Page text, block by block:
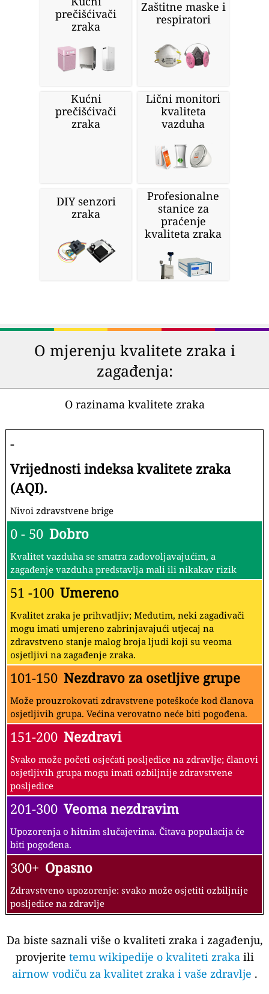
prečišćivači
zraka
Zaštitne maske i
respiratori
Kućni
prečišćivači
zraka
Lični monitori
kvaliteta
vazduha
DIY senzori
zraka
Profesionalne
stanice za
praćenje
kvaliteta zraka
O mjerenju kvalitete zraka i
zagađenja:
O razinama kvalitete zraka
-
Vrijednosti indeksa kvalitete zraka
(AQI).
Nivoi zdravstvene brige
0 - 50 Dobro
Kvalitet vazduha se smatra zadovoljavajućim, a
zagađenje vazduha predstavlja mali ili nikakav rizik
51 -100 Umereno
Kvalitet zraka je prihvatljiv; Međutim, neki zagađivači
mogu imati umjereno zabrinjavajući utjecaj na
zdravstveno stanje malog broja ljudi koji su veoma
osjetljivi na zagađenje zraka.
101-150 Nezdravo za osetljive grupe
Može prouzrokovati zdravstvene poteškoće kod članova
osjetljivih grupa. Većina verovatno neće biti pogođena.
151-200 Nezdravi
Svako može početi osjećati posljedice na zdravlje; članovi
osjetljivih grupa mogu imati ozbiljnije zdravstvene
posljedice
201-300 Veoma nezdravim
Upozorenja o hitnim slučajevima. Čitava populacija će
biti pogođena.
300+ Opasno
Zdravstveno upozorenje: svako može osjetiti ozbiljnije
posljedice na zdravlje
Da biste saznali više o kvaliteti zraka i zagađenju,
provjerite temu wikipedije o kvaliteti zrakaili
airnow vodiču za kvalitet zraka i vaše zdravlje .